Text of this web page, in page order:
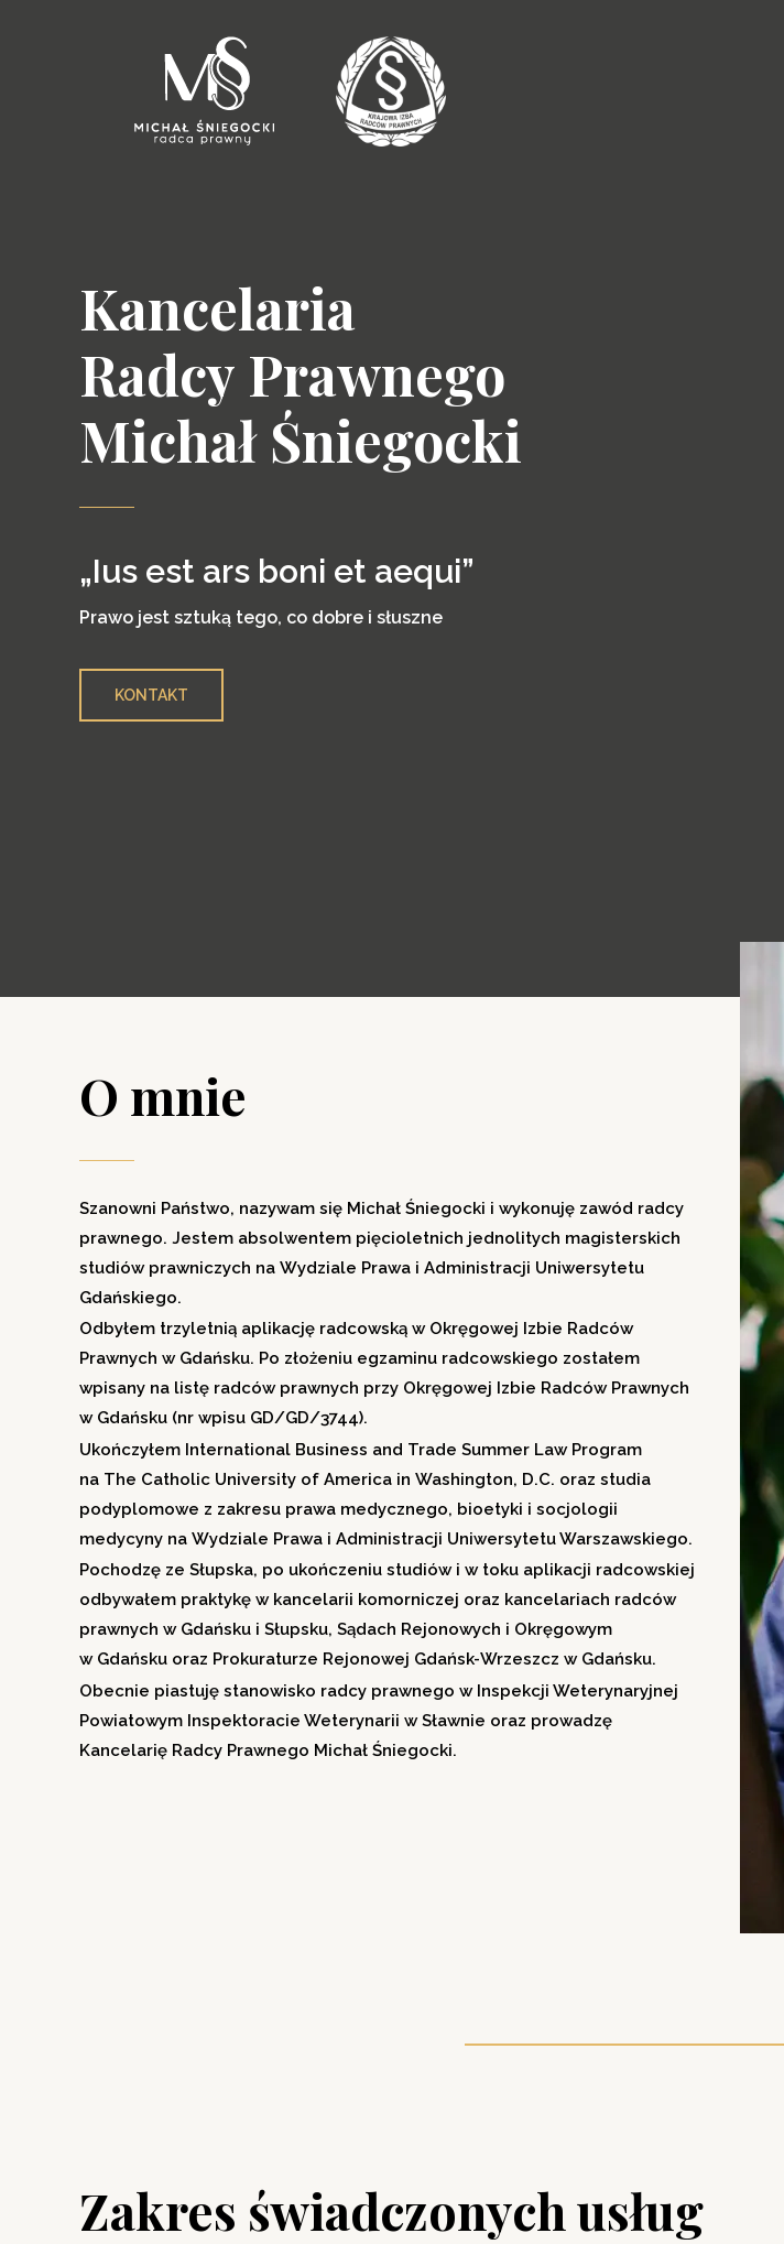
Kancelaria
Radcy Prawnego
Michał Śniegocki
„Ius est ars boni et aequi”
Prawo jest sztuką tego, co dobre i słuszne
KONTAKT
O mnie
Szanowni Państwo, nazywam się Michał Śniegocki i wykonuję zawód radcy
prawnego. Jestem absolwentem pięcioletnich jednolitych magisterskich
studiów prawniczych na Wydziale Prawa i Administracji Uniwersytetu
Gdańskiego.
Odbyłem trzyletnią aplikację radcowską w Okręgowej Izbie Radców
Prawnych w Gdańsku. Po złożeniu egzaminu radcowskiego zostałem
wpisany na listę radców prawnych przy Okręgowej Izbie Radców Prawnych
w Gdańsku (nr wpisu GD/GD/3744).
Ukończyłem International Business and Trade Summer Law Program
na The Catholic University of America in Washington, D.C. oraz studia
podyplomowe z zakresu prawa medycznego, bioetyki i socjologii
medycyny na Wydziale Prawa i Administracji Uniwersytetu Warszawskiego.
Pochodzę ze Słupska, po ukończeniu studiów i w toku aplikacji radcowskiej
odbywałem praktykę w kancelarii komorniczej oraz kancelariach radców
prawnych w Gdańsku i Słupsku, Sądach Rejonowych i Okręgowym
w Gdańsku oraz Prokuraturze Rejonowej Gdańsk-Wrzeszcz w Gdańsku.
Obecnie piastuję stanowisko radcy prawnego w Inspekcji Weterynaryjnej
Powiatowym Inspektoracie Weterynarii w Sławnie oraz prowadzę
Kancelarię Radcy Prawnego Michał Śniegocki.
Zakres świadczonych usług